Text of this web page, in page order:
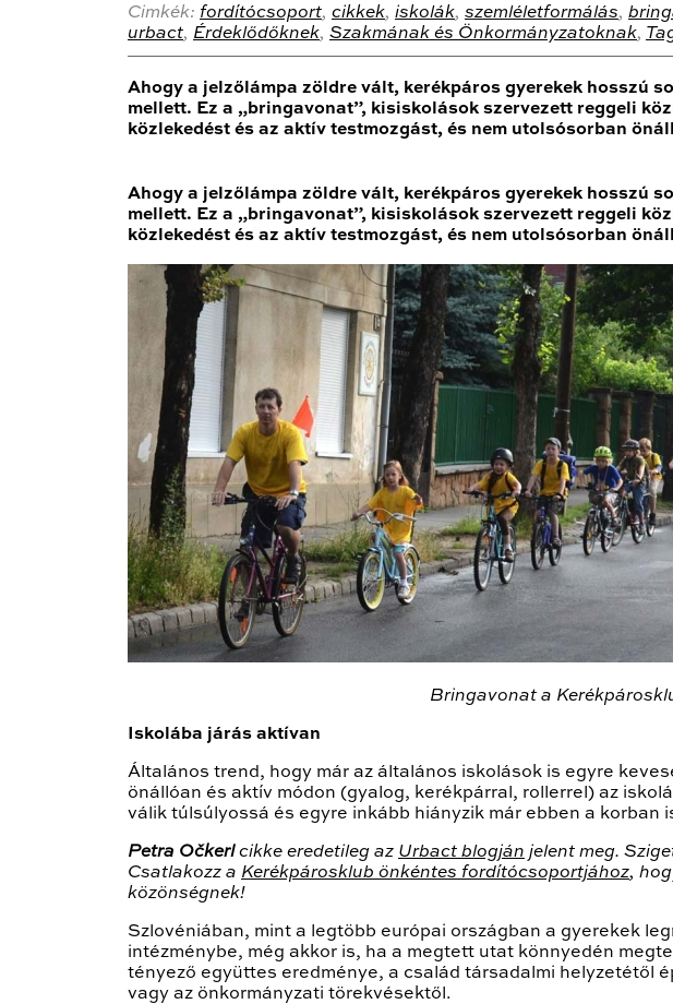
Cimkék: fordítócsoport, cikkek, iskolák, szemléletformálás,
urbact, Érdeklődőknek, Szakmának és Önkormányzatoknak,
Ahogy a jelzőlámpa zöldre vált, kerékpáros gyerekek hosszú
mellett. Ez a „bringavonat”, kisiskolások szervezett reggeli
közlekedést és az aktív testmozgást, és nem utolsósorban
Ahogy a jelzőlámpa zöldre vált, kerékpáros gyerekek hosszú
mellett. Ez a „bringavonat”, kisiskolások szervezett reggeli
közlekedést és az aktív testmozgást, és nem utolsósorban
Bringavonat a
Iskolába járás aktívan
Általános trend, hogy már az általános iskolások is egyre
önállóan és aktív módon (gyalog, kerékpárral, rollerrel) az
válik túlsúlyossá és egyre inkább hiányzik már ebben a korban
Petra Očkerlcikke eredetileg az Urbact blogján jelent meg.
Csatlakozz a Kerékpárosklub önkéntes fordítócsoportjához,
közönségnek!
Szlovéniában, mint a legtöbb európai országban a gyerekek
intézménybe, még akkor is, ha a megtett utat könnyedén
tényező együttes eredménye, a család társadalmi helyzetétől
vagy az önkormányzati törekvésektől.